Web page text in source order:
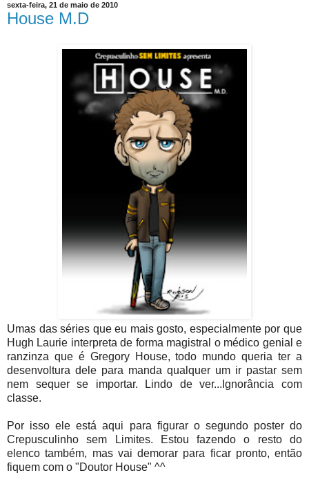
sexta-feira, 21 de maio de 2010
House M.D
Umas das séries que eu mais gosto, especialmente por que
Hugh Laurie interpreta de forma magistral o médico genial e
ranzinza que é Gregory House, todo mundo queria ter a
desenvoltura dele para manda qualquer um ir pastar sem
nem sequer se importar. Lindo de ver...Ignorância com
classe.
Por isso ele está aqui para figurar o segundo poster do
Crepusculinho sem Limites. Estou fazendo o resto do
elenco também, mas vai demorar para ficar pronto, então
fiquem com o "Doutor House" ^^